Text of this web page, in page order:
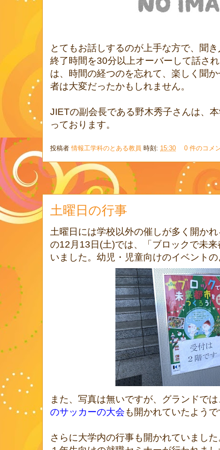
とてもお話しするのが上手な方で、聞
終了時間を30分以上オーバーして話さ
は、時間の経つのを忘れて、楽しく聞
者は大変だったかもしれません。
JIETの副会長である野木秀子さんは、
っております。
投稿者情報工学科のとある教員 時刻: 15:30 0 件のコメ
土曜日の行事
土曜日には学校以外の催しが多く開か
の12月13日(土)では、「ブロックで未
いました。幼児・児童向けのイベント
また、写真は無いですが、グランドでは
のサッカーの大会も開かれていたよう
さらに大学内の行事も開かれていまし